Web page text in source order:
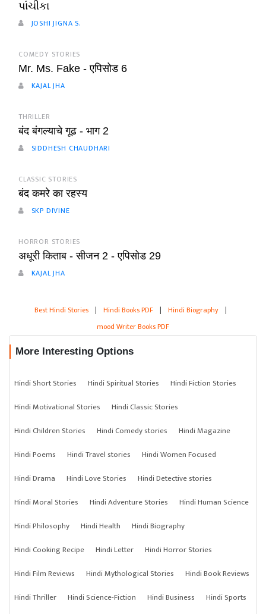
પાંચીકા
JOSHI JIGNA S.
COMEDY STORIES
Mr. Ms. Fake - एपिसोड 6
KAJAL JHA
THRILLER
बंद बंगल्याचे गूढ - भाग 2
SIDDHESH CHAUDHARI
CLASSIC STORIES
बंद कमरे का रहस्य
SKP DIVINE
HORROR STORIES
अधूरी किताब - सीजन 2 - एपिसोड 29
KAJAL JHA
Best Hindi Stories | Hindi Books PDF | Hindi Biography |
mood Writer Books PDF
More Interesting Options
Hindi Short Stories Hindi Spiritual Stories
Hindi Fiction Stories
Hindi Motivational Stories
Hindi Classic Stories
Hindi Children Stories
Hindi Comedy stories
Hindi Magazine
Hindi Poems
Hindi Travel stories
Hindi Women Focused
Hindi Drama
Hindi Love Stories
Hindi Detective stories
Hindi Moral Stories
Hindi Adventure Stories
Hindi Human Science
Hindi Philosophy
Hindi Health
Hindi Biography
Hindi Cooking Recipe
Hindi Letter
Hindi Horror Stories
Hindi Film Reviews
Hindi Mythological Stories
Hindi Book Reviews
Hindi Thriller
Hindi Science-Fiction Hindi Business
Hindi Sports